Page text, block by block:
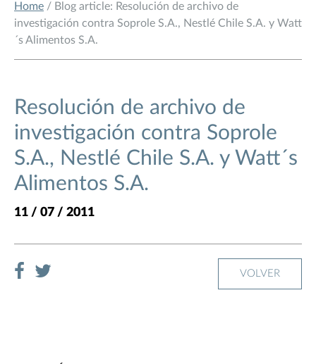
Home / Blog article: Resolución de archivo de
investigación contra Soprole S.A., Nestlé Chile S.A. y Watt
´s Alimentos S.A.
Resolución de archivo de
investigación contra Soprole
S.A., Nestlé Chile S.A. y Watt´s
Alimentos S.A.
11 / 07 / 2011
VOLVER